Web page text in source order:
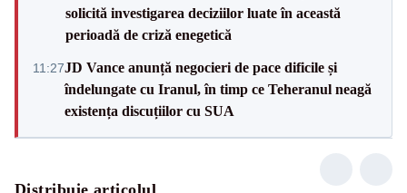
solicită investigarea deciziilor luate în această
perioadă de criză enegetică
11:27JD Vance anunță negocieri de pace dificile și
îndelungate cu Iranul, în timp ce Teheranul neagă
existența discuțiilor cu SUA
Distribuie articolul